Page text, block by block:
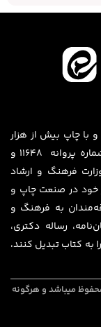
با چاپ بیش از هزار
عنوان کتاب دارای مجوز رسمی نشر مکتوب به شماره پروانه ۱۱۶۴۸ و
به شماره پروانه 14576 از وزارت فرهنگ و ارشاد
خود در صنعت چاپ و
به فرهنگ و
رساله دکتری،
کتاب تبدیل کنند،
میباشد و هرگونه